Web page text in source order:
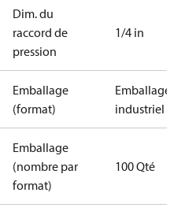
Dim. du
raccord de
pression
1/4 in
Emballage
(format)
Emballage
industriel
Emballage
(nombre par
format)
100 Qté